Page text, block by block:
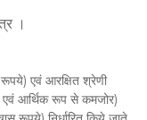
।
एवं आरक्षित श्रेणी
एवं आर्थिक रूप से कमजोर)